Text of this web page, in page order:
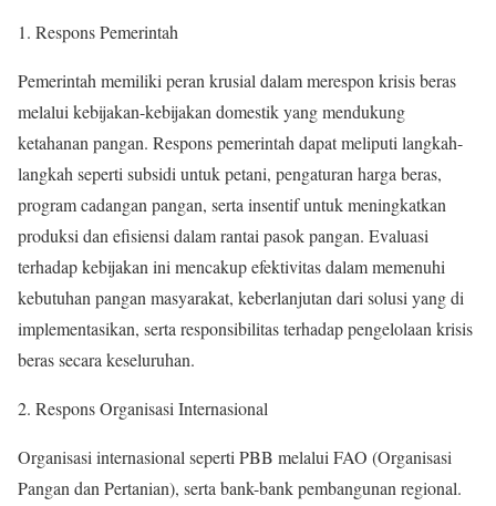
1. Respons Pemerintah
Pemerintah memiliki peran krusial dalam merespon krisis beras
melalui kebijakan-kebijakan domestik yang mendukung
ketahanan pangan. Respons pemerintah dapat meliputi langkah-
langkah seperti subsidi untuk petani, pengaturan harga beras,
program cadangan pangan, serta insentif untuk meningkatkan
produksi dan efisiensi dalam rantai pasok pangan. Evaluasi
terhadap kebijakan ini mencakup efektivitas dalam memenuhi
kebutuhan pangan masyarakat, keberlanjutan dari solusi yang di
implementasikan, serta responsibilitas terhadap pengelolaan krisis
beras secara keseluruhan.
2. Respons Organisasi Internasional
Organisasi internasional seperti PBB melalui FAO (Organisasi
Pangan dan Pertanian), serta bank-bank pembangunan regional.